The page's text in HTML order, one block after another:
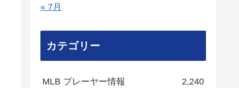
« 7月
カテゴリー
MLB プレーヤー情報 2,240